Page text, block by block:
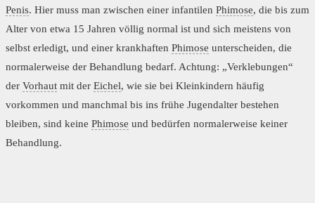
Penis. Hier muss man zwischen einer infantilen Phimose, die bis zum
Alter von etwa 15 Jahren völlig normal ist und sich meistens von
selbst erledigt, und einer krankhaften Phimose unterscheiden, die
normalerweise der Behandlung bedarf. Achtung: „Verklebungen“
der Vorhaut mit der Eichel, wie sie bei Kleinkindern häufig
vorkommen und manchmal bis ins frühe Jugendalter bestehen
bleiben, sind keine Phimose und bedürfen normalerweise keiner
Behandlung.